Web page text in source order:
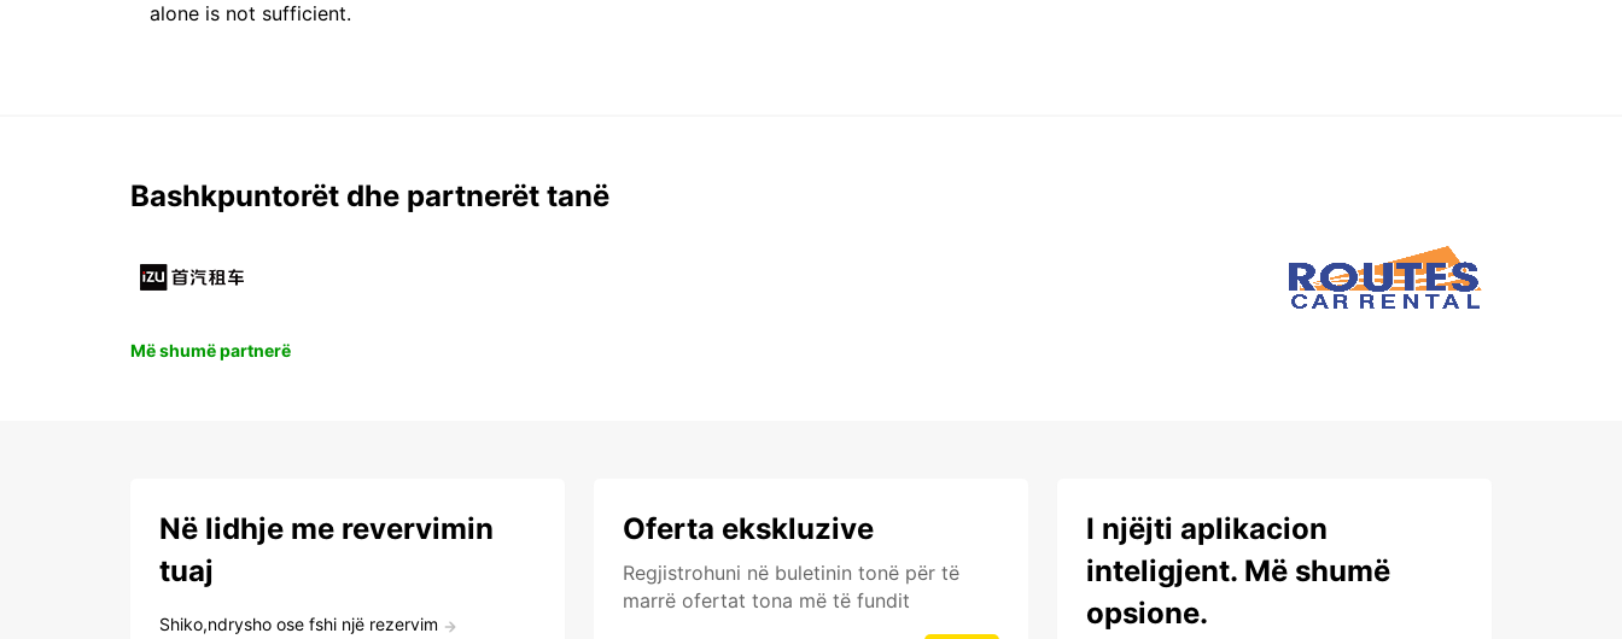
alone is not sufficient.
Bashkpuntorët dhe partnerët tanë
Më shumë partnerë
Në lidhje me revervimin
tuaj
Shiko,ndrysho ose fshi një rezervim
Oferta ekskluzive
Regjistrohuni në buletinin tonë për të
marrë ofertat tona më të fundit
I njëjti aplikacion
inteligjent. Më shumë
opsione.